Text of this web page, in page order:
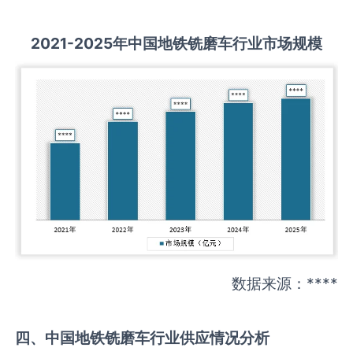
2021-2025年中国地铁铣磨车行业市场规模
数据来源：****
四、中国地铁铣磨车行业供应情况分析